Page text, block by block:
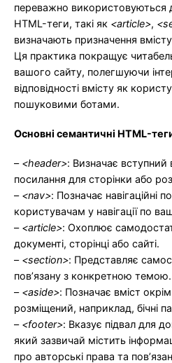
переважно використовуються
HTML-теги, такі як <article>,
визначають призначення
Ця практика покращує
вашого сайту, полегшуючи
відповідності вмісту як
пошуковими ботами.
Основні семантичні HTML-
– <header>: Визначає вступний
посилання для сторінки або
– <nav>: Позначає навігаційні
користувачам у навігації по
– <article>: Охоплює
документі, сторінці або сайті.
– <section>: Представляє
пов’язану з конкретною темою.
– <aside>: Позначає вміст
розміщений, наприклад, бічні
– <footer>: Вказує підвал для
який зазвичай містить
про авторські права та